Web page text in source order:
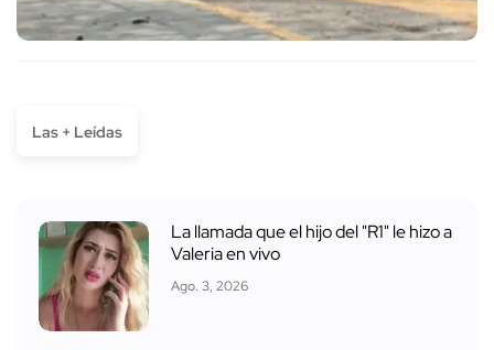
Las + Leídas
La llamada que el hijo del "R1" le hizo a
Valeria en vivo
Ago. 3, 2026